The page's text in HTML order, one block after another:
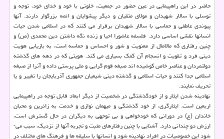
حاضر در این راهپیمایی در عین حضور در جمعیت، خلوتی با خود و خدای خود، توجه و
توسلی با سالار شهیدان و مولای متقیان و دیگر پیشوایان و ائمه بزرگوار دارند. آنها
پیوندی عاطفی و حماسی با سالار شهیدان برقرار می كنند كه در اسلامی شدن حیات
انسانها نقشی اساسی دارد. فلسفه عاشورا احیا و زنده نگه داشتن دین محمدی (ص) و
چنین رفتاری كه مالامال از معنویت و شور و احساس و حماسه است، به بازیابی هویت
دینی فرد و تقویت و انسجام آن كمك بسیاری می ­كند. هویتی كه در دهه های گذشته
دولتمردان و عناصر خاص كوشیده اند صبغه قوم گرایی و ملی پرستی داده و آنرا از صبغه
اسلامی جدا كنند و حیات اسلامی و گذشته دینی شیعیان جمهوری آذربایجان را تغییر و یا
تحریف نمایند.
نهادینه شدن ایثار و از خودگذشتگی در شخصیت از دیگر ابعاد قابل توجه در راهپیمایی
اربعین است. ایثارگری، از خود گذشتگی و میهمان نوازی و خدمت به زائرین و محبان
خاندان (ع) در دورانی كه خودخواهی و بی­ توجهی به دیگران در حال گسترش است،
ارزش دو چندانی دارد. آشنایی با چنین رفتارهای مثبت و تجربه آنها از نزدیك، سبب می­
شود این خصوصیات در افراد نهادینه شود و انسانها با سلیقه ها و فرهنگ ­های مختلف در